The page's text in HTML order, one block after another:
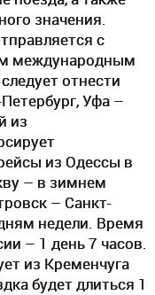
значения.
с
международным
отнести
Уфа –
из
из Одессы в
– в зимнем
– Санкт-
недели. Время
– 1 день 7 часов.
из Кременчуга
будет длиться 1